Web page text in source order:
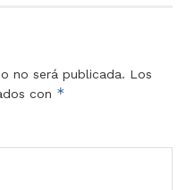
no será publicada. Los
con *